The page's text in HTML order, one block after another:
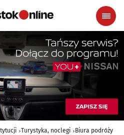
Turystyka, noclegi Biura podróży